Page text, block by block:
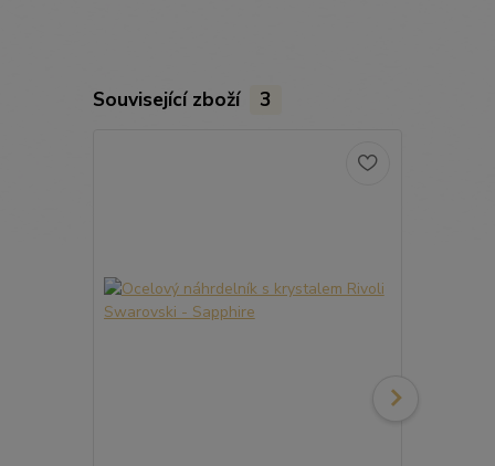
Související zboží 3